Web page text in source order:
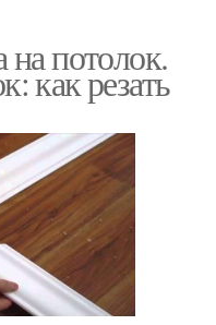
на потолок.
как резать